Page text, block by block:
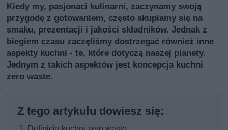
Kiedy my, pasjonaci kulinarni, zaczynamy swoją
przygodę z gotowaniem, często skupiamy się na
smaku, prezentacji i jakości składników. Jednak z
biegiem czasu zaczęliśmy dostrzegać również inne
aspekty kuchni - te, które dotyczą naszej planety.
Jednym z takich aspektów jest koncepcja kuchni
zero waste.